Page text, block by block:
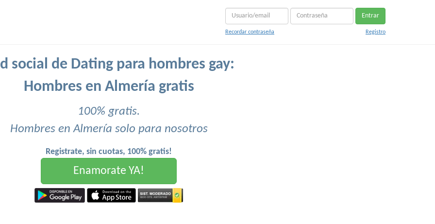
Entrar
Recordar contraseña Registro
social de Dating para hombres gay:
Hombres en Almería gratis
100% gratis.
Hombres en Almería solo para nosotros
Registrate, sin cuotas, 100% gratis!
Enamorate YA!